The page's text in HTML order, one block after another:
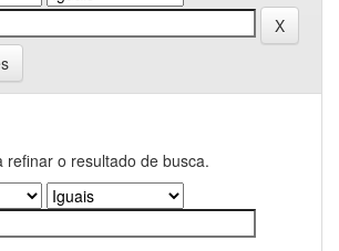
refinar o resultado de busca.